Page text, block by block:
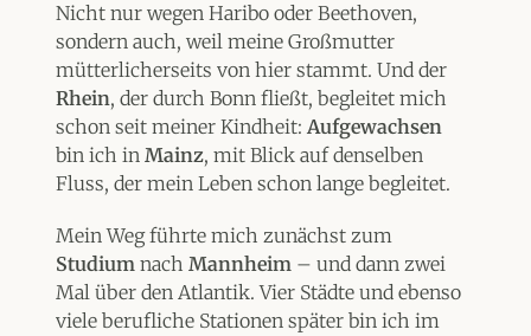
Nicht nur wegen Haribo oder Beethoven,
sondern auch, weil meine Großmutter
mütterlicherseits von hier stammt. Und der
Rhein, der durch Bonn fließt, begleitet mich
schon seit meiner Kindheit:Aufgewachsen
bin ich inMainz, mit Blick auf denselben
Fluss, der mein Leben schon lange begleitet.
Mein Weg führte mich zunächst zum
StudiumnachMannheim – und dann zwei
Mal über den Atlantik. Vier Städte und ebenso
viele berufliche Stationen später bin ich im